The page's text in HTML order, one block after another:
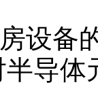
设备
导